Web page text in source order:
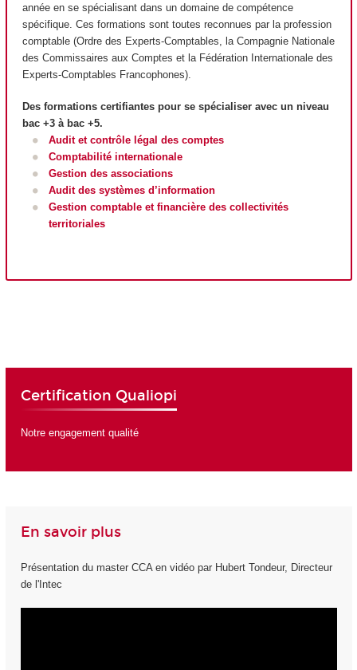
année en se spécialisant dans un domaine de compétence
spécifique. Ces formations sont toutes reconnues par la profession
comptable (Ordre des Experts-Comptables, la Compagnie Nationale
des Commissaires aux Comptes et la Fédération Internationale des
Experts-Comptables Francophones).
Des formations certifiantes pour se spécialiser avec un niveau
bac +3 à bac +5.
Audit et contrôle légal des comptes
Comptabilité internationale
Gestion des associations
Audit des systèmes d’information
Gestion comptable et financière des collectivités
territoriales
Certification Qualiopi
Notre engagement qualité
En savoir plus
Présentation du master CCA en vidéo par Hubert Tondeur, Directeur
de l'Intec